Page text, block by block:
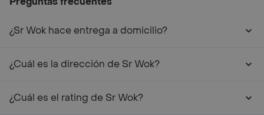
¿Sr Wok hace entrega a domicilio?
¿Cuál es la dirección de Sr Wok?
¿Cuál es el rating de Sr Wok?